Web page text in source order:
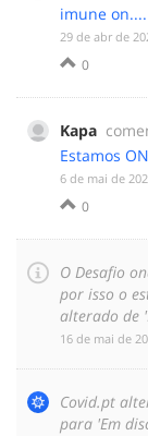
imune on....
‎29 de abr de
0
Kapa
Estamos ON
‎6 de mai de
0
O Desafio
por isso o
alterado de
‎16 de mai de
Covid.pt
para 'Em